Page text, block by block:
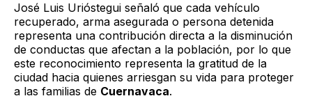
José Luis Urióstegui señaló que cada vehículo
recuperado, arma asegurada o persona detenida
representa una contribución directa a la disminución
de conductas que afectan a la población, por lo que
este reconocimiento representa la gratitud de la
ciudad hacia quienes arriesgan su vida para proteger
a las familias de Cuernavaca.